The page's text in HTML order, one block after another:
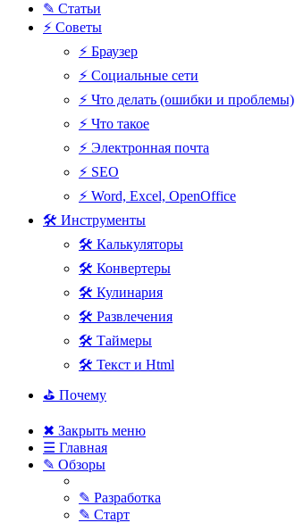
✎ Статьи
⚡ Советы
⚡ Браузер
⚡ Социальные сети
⚡ Что делать (ошибки и проблемы)
⚡ Что такое
⚡ Электронная почта
⚡ SEO
⚡ Word, Excel, OpenOffice
🛠 Инструменты
🛠 Калькуляторы
🛠 Конвертеры
🛠 Кулинария
🛠 Развлечения
🛠 Таймеры
🛠 Текст и Html
⛳ Почему
✖ Закрыть меню
☰ Главная
✎ Обзоры
✎ Разработка
✎ Старт